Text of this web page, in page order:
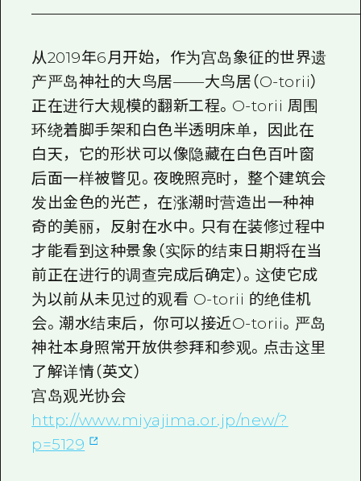
照片下载
灾难发生期间的交通信息
广岛观光宣传册
从2019年6月开始，作为宫岛象征的世界遗
产严岛神社的大鸟居——大鸟居（O-torii）
正在进行大规模的翻新工程。O-torii 周围
环绕着脚手架和白色半透明床单，因此在
白天，它的形状可以像隐藏在白色百叶窗
后面一样被瞥见。夜晚照亮时，整个建筑会
发出金色的光芒，在涨潮时营造出一种神
奇的美丽，反射在水中。只有在装修过程中
才能看到这种景象（实际的结束日期将在当
前正在进行的调查完成后确定）。这使它成
为以前从未见过的观看 O-torii 的绝佳机
会。潮水结束后，你可以接近O-torii。严岛
神社本身照常开放供参拜和参观。点击这里
了解详情（英文）
宫岛观光协会
http://www.miyajima.or.jp/new/?
p=5129